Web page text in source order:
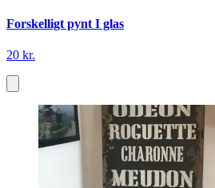
Forskelligt pynt I glas
20 kr.